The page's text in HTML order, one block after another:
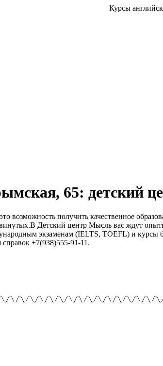
65: детский
возможность получить качественное
Детский центр Мысль вас ждут
экзаменам (IELTS, TOEFL) и курсы
+7(938)555-91-11.